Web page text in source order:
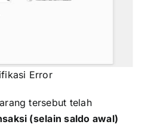
Error
tersebut telah
(selain saldo awal)